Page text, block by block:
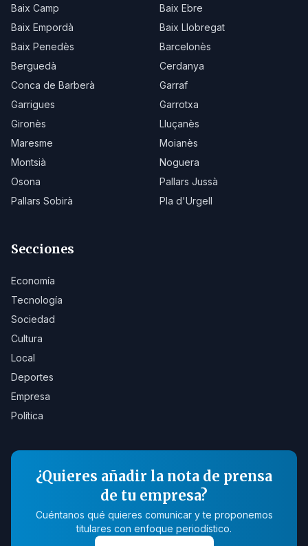
Baix Camp
Baix Ebre
Baix Empordà
Baix Llobregat
Baix Penedès
Barcelonès
Berguedà
Cerdanya
Conca de Barberà
Garraf
Garrigues
Garrotxa
Gironès
Lluçanès
Maresme
Moianès
Montsià
Noguera
Osona
Pallars Jussà
Pallars Sobirà
Pla d'Urgell
Secciones
Economía
Tecnología
Sociedad
Cultura
Local
Deportes
Empresa
Política
¿Quieres añadir la nota de prensa
de tu empresa?
Cuéntanos qué quieres comunicar y te proponemos
titulares con enfoque periodístico.